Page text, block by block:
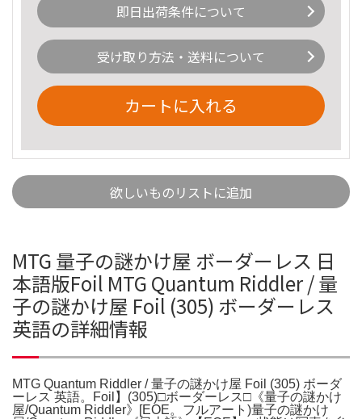
即日出荷条件について
受け取り方法・送料について
カートに入れる
欲しいものリストに追加
MTG 量子の謎かけ屋 ボーダーレス 日
本語版Foil MTG Quantum Riddler / 量
子の謎かけ屋 Foil (305) ボーダーレス
英語の詳細情報
MTG Quantum Riddler / 量子の謎かけ屋 Foil (305) ボーダ
ーレス 英語。Foil】(305)□ボーダーレス□《量子の謎かけ
屋/Quantum Riddler》[EOE。フルアート)量子の謎かけ